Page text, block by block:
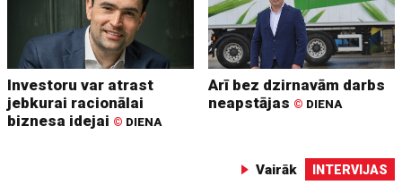
Investoru var atrast
jebkurai racionālai
biznesa idejai © DIENA
Arī bez dzirnavām darbs
neapstājas © DIENA
Vairāk INTERVIJAS